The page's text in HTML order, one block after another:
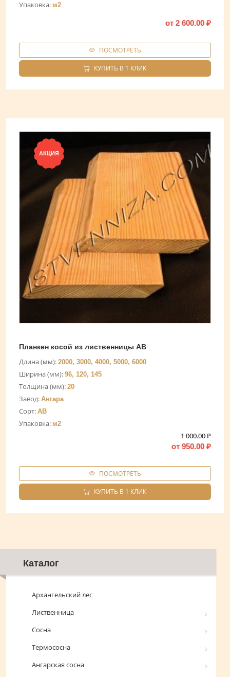
Упаковка: м2
от 2 600.00 ₽
ПОСМОТРЕТЬ
КУПИТЬ В 1 КЛИК
АКЦИЯ
Планкен косой из лиственницы AB
Длина (мм): 2000, 3000, 4000, 5000, 6000
Ширина (мм): 96, 120, 145
Толщина (мм): 20
Завод: Ангара
Сорт: AB
Упаковка: м2
1 000.00₽
от 950.00 ₽
ПОСМОТРЕТЬ
КУПИТЬ В 1 КЛИК
Каталог
Архангельский лес
Лиственница
Сосна
Термососна
Ангарская сосна